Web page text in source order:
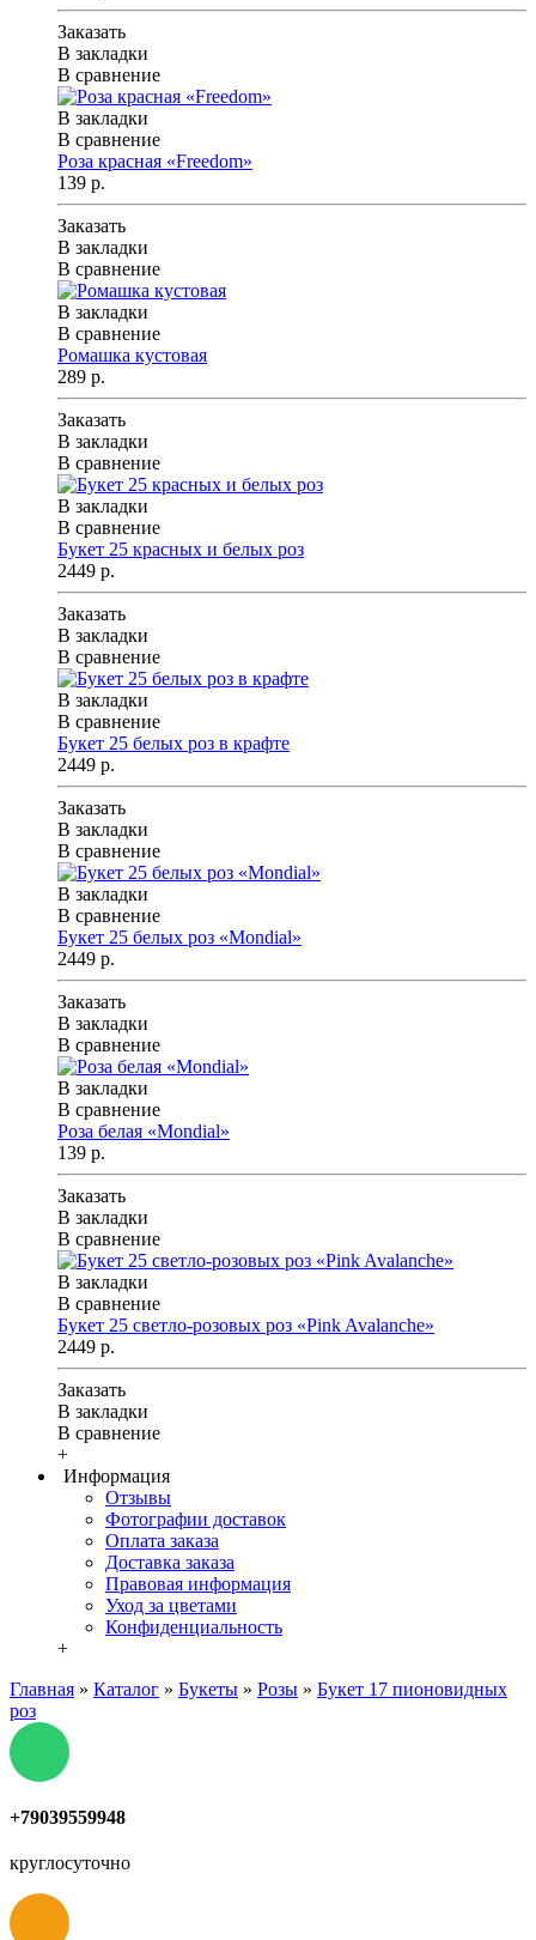
Заказать
В закладки
В сравнение
В закладки
В сравнение
Роза красная «Freedom»
139 р.
Заказать
В закладки
В сравнение
В закладки
В сравнение
Ромашка кустовая
289 р.
Заказать
В закладки
В сравнение
В закладки
В сравнение
Букет 25 красных и белых роз
2449 р.
Заказать
В закладки
В сравнение
В закладки
В сравнение
Букет 25 белых роз в крафте
2449 р.
Заказать
В закладки
В сравнение
В закладки
В сравнение
Букет 25 белых роз «Mondial»
2449 р.
Заказать
В закладки
В сравнение
В закладки
В сравнение
Роза белая «Mondial»
139 р.
Заказать
В закладки
В сравнение
В закладки
В сравнение
Букет 25 светло-розовых роз «Pink Avalanche»
2449 р.
Заказать
В закладки
В сравнение
+
Информация
Отзывы
Фотографии доставок
Оплата заказа
Доставка заказа
Правовая информация
Уход за цветами
Конфиденциальность
+
Главная » Каталог » Букеты » Розы » Букет 17 пионовидных
роз
+79039559948
круглосуточно